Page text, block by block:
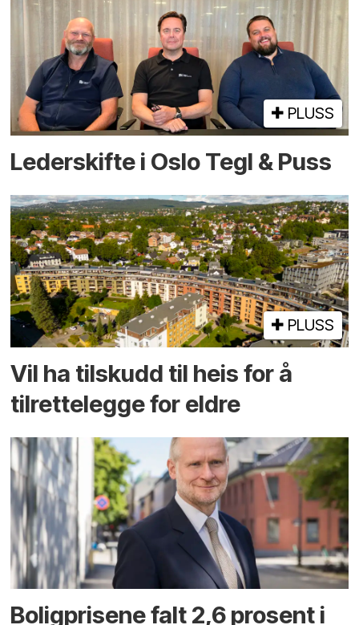
PLUSS
Lederskifte i Oslo Tegl & Puss
PLUSS
Vil ha tilskudd til heis for å
tilrettelegge for eldre
Boligprisene falt 2,6 prosent i